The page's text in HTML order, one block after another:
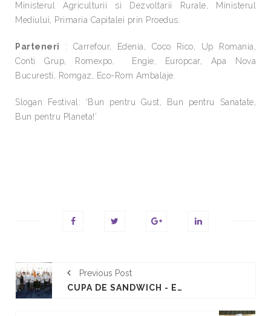
Ministerul Agriculturii si Dezvoltarii Rurale, Ministerul
Mediului, Primaria Capitalei prin Proedus.
Parteneri : Carrefour, Edenia, Coco Rico, Up Romania,
Conti Grup, Romexpo, Engie, Europcar, Apa Nova
Bucuresti, Romgaz, Eco-Rom Ambalaje.
Slogan Festival: ‘Bun pentru Gust, Bun pentru Sanatate,
Bun pentru Planeta!’
Previous Post
CUPA DE SANDWICH - EDITIA 2017